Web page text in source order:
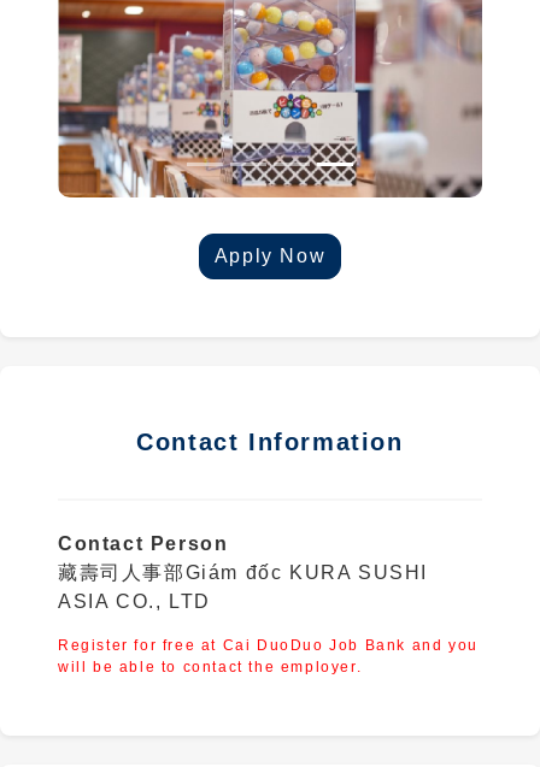
Apply Now
Contact Information
Contact Person
藏壽司人事部Giám đốc KURA SUSHI
ASIA CO., LTD
Register for free at Cai DuoDuo Job Bank and you
will be able to contact the employer.